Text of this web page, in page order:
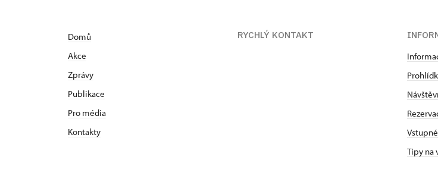
Domů
Akce
Zprávy
Publikace
Pro média
Kontakty
RYCHLÝ KONTAKT
Vstupné
Tipy na